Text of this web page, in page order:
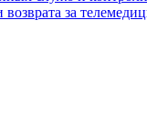
за